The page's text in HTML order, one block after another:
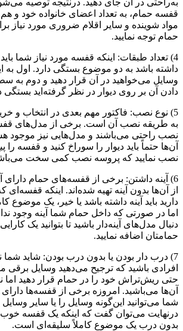
به‌راحتی در آن جای دهید. درنتیجه توصیه
قفسه حمام، به تعداد اعضای خانواده خود و
مواد شوینده و سایر اقلام ضروری مورد نیاز
حمام توجه نمایید.
4) تعداد طبقات: اینکه قفسه مورد نیاز شما
داشته باشد به دو موضوع بستگی دارد. اول به
وسایل می‌خواهید در آن قرار دهید و دوم به
دادن آن بر روی دیوار در نظر گرفته‌اید بستگی
5) نوع نصب: فاکتور مهم بعدی در انتخاب و
به طریقه نصب آن است. برخی از مدل‌های
نصب راحتی می‌باشند و مدل‌هایی نیز موجود
آن‌ها حتماً باید دیوار را سوراخ کنید و قفسه را
نصب نمایید که پروسه نصب کمی سخت
6) آینه داشتن: برخی از قفسه‌های حمام دارای
از آن‌ها بدون آینه تهیه ‌شده‌اند. اینکه قفسه‌ای
دارید باید آینه داشته باشد یا خیر، یک موضوع
اما در صورتی که داخل حمام شما آینه وجود
دنبال مدل‌های آینه‌دار باشید تا بتوانید یک
حمامتان اضافه نمایید.
7) درب دار بودن یا بدون درب بودن: شاید شما
افرادی باشید که ترجیح می‌دهید وسایل برقی
حتی ریش‌تراش خود را در حمام قرار دهید
آن‌ها می‌باشید. امروزه برخی از قفسه‌ها
شما می‌توانید این‌گونه وسایل را یا سایر وسایل
درنهایت می‌توان گفت که اینکه یک قفسه خوب
بدون درب یک موضوع کاملاً سلیقه‌ای است.